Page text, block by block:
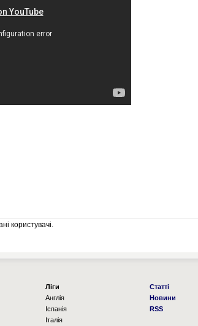
користувачі.
Ліги
Англія
Іспанія
Італія
Статті
Новини
RSS